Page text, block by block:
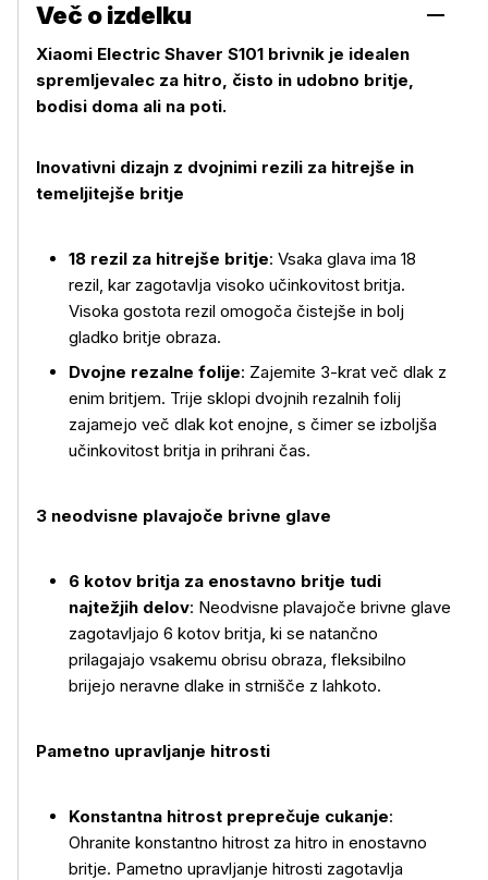
Več o izdelku
Xiaomi Electric Shaver S101 brivnik je idealen
spremljevalec za hitro, čisto in udobno britje,
bodisi doma ali na poti.
Inovativni dizajn z dvojnimi rezili za hitrejše in
temeljitejše britje
18 rezil za hitrejše britje: Vsaka glava ima 18
rezil, kar zagotavlja visoko učinkovitost britja.
Visoka gostota rezil omogoča čistejše in bolj
gladko britje obraza.
Dvojne rezalne folije: Zajemite 3-krat več dlak z
enim britjem. Trije sklopi dvojnih rezalnih folij
zajamejo več dlak kot enojne, s čimer se izboljša
učinkovitost britja in prihrani čas.
3 neodvisne plavajoče brivne glave
6 kotov britja za enostavno britje tudi
najtežjih delov: Neodvisne plavajoče brivne glave
zagotavljajo 6 kotov britja, ki se natančno
prilagajajo vsakemu obrisu obraza, fleksibilno
brijejo neravne dlake in strnišče z lahkoto.
Pametno upravljanje hitrosti
Konstantna hitrost preprečuje cukanje:
Ohranite konstantno hitrost za hitro in enostavno
britje. Pametno upravljanje hitrosti zagotavlja